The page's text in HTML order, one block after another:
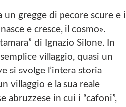
un gregge di pecore scure e
e cresce, il cosmo».
di Ignazio Silone. In
villaggio, quasi un
si svolge l’intera storia
villaggio e la sua reale
abruzzese in cui i “cafoni”,